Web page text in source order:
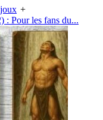
+
: Pour les fans du...